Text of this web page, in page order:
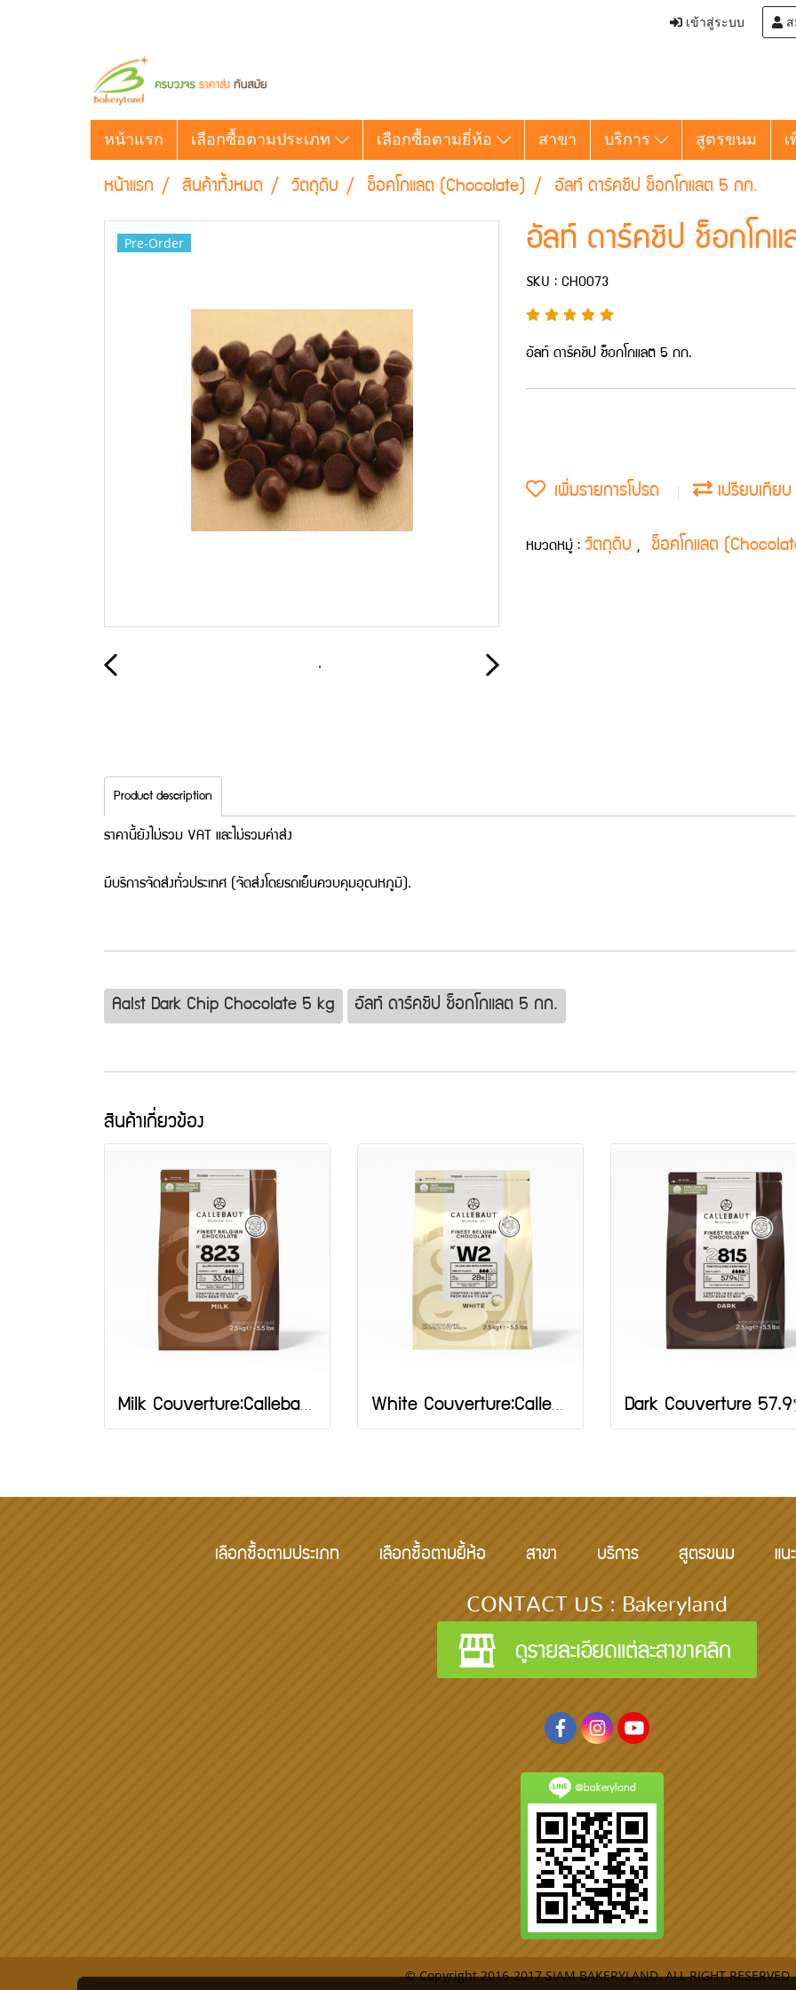
เข้าสู่ระบบ
หน้าแรก เลือกซื้อตามประเภท เลือกซื้อตามยี่ห้อ สาขา บริการ สูตรขนม
หน้าแรก สินค้าทั้งหมด วัตถุดิบ ช็อคโกแลต (Chocolate) อัลท์ ดาร์คชิป ช็อกโกแลต 5 กก.
Pre-Order อัลท์ ดาร์คชิป ช็อกโก
SKU : CHO073
อัลท์ ดาร์คชิป ช็อกโกแลต 5 กก.
เพิ่มรายการโปรด เปรียบเทียบ
หมวดหมู่ : วัตถุดิบ , ช็อคโกแลต
Product description
ราคานี้ยังไม่รวม VAT และไม่รวมค่าส่ง
มีบริการจัดส่งทั่วประเทศ (จัดส่งโดยรถเย็นควบคุมอุณหภูมิ).
Aalst Dark Chip Chocolate 5 kg อัลท์ ดาร์คชิป ช็อกโกแลต 5 กก.
สินค้าเกี่ยวข้อง
Milk Couverture:Callebaut 2.5 กก. White Couverture:Callebaut 2.5 กก.
เลือกซื้อตามประเภท เลือกซื้อตามยี้ห้อ สาขา บริการ สูตรขนม แน
CONTACT US : Bakeryland
@bakeryland
© Copyright 2016-2017 SIAM BAKERYLAND. ALL RIGHT RESERVED